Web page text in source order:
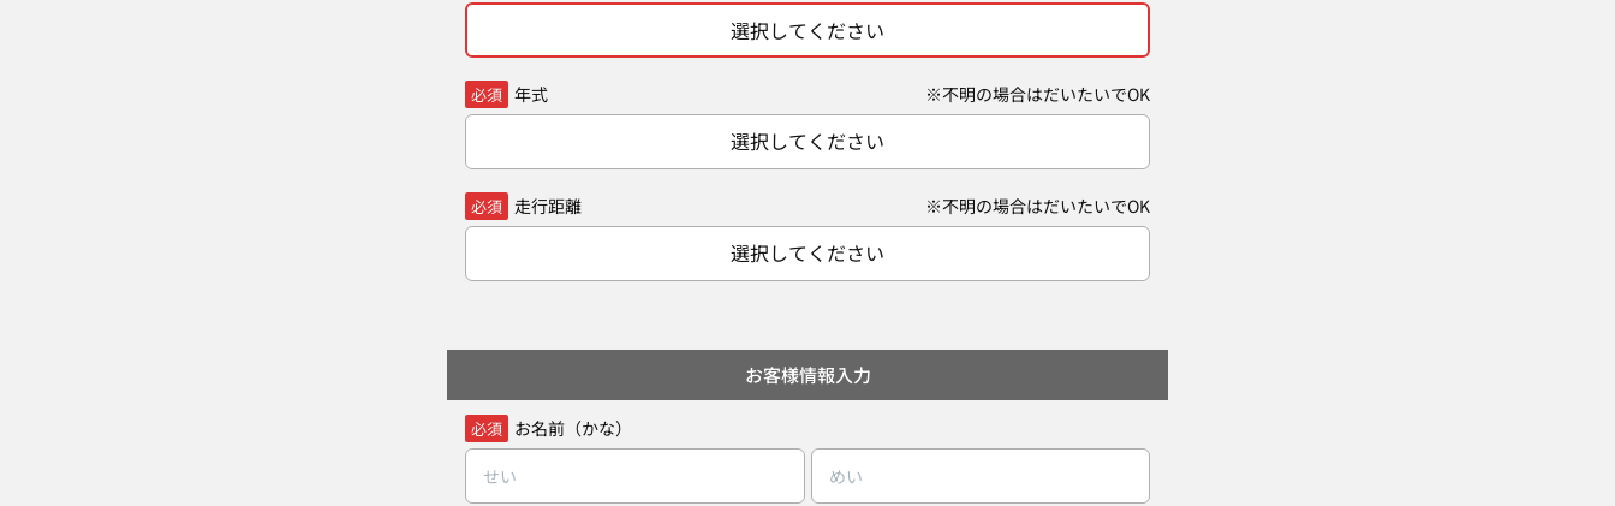
選択してください
必須 年式 ※不明の場合はだいたいでOK
選択してください
必須 走行距離 ※不明の場合はだいたいでOK
選択してください
お客様情報入力
必須 お名前（かな）